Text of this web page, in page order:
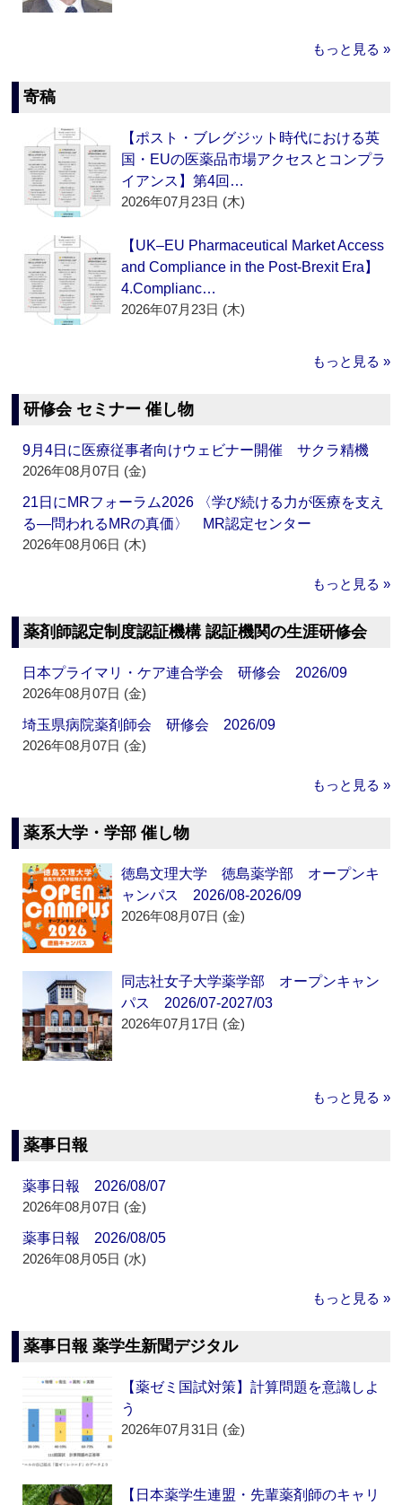
もっと見る »
寄稿
【ポスト・ブレグジット時代における英
国・EUの医薬品市場アクセスとコンプラ
イアンス】第4回…
2026年07月23日 (木)
【UK–EU Pharmaceutical Market Access
and Compliance in the Post-Brexit Era】
4.Complianc…
2026年07月23日 (木)
もっと見る »
研修会 セミナー 催し物
9月4日に医療従事者向けウェビナー開催 サクラ精機
2026年08月07日 (金)
21日にMRフォーラム2026 〈学び続ける力が医療を支え
る―問われるMRの真価〉 MR認定センター
2026年08月06日 (木)
もっと見る »
薬剤師認定制度認証機構 認証機関の生涯研修会
日本プライマリ・ケア連合学会 研修会 2026/09
2026年08月07日 (金)
埼玉県病院薬剤師会 研修会 2026/09
2026年08月07日 (金)
もっと見る »
薬系大学・学部 催し物
徳島文理大学 徳島薬学部 オープンキ
ャンパス 2026/08-2026/09
2026年08月07日 (金)
同志社女子大学薬学部 オープンキャン
パス 2026/07-2027/03
2026年07月17日 (金)
もっと見る »
薬事日報
薬事日報 2026/08/07
2026年08月07日 (金)
薬事日報 2026/08/05
2026年08月05日 (水)
もっと見る »
薬事日報 薬学生新聞デジタル
【薬ゼミ国試対策】計算問題を意識しよ
う
2026年07月31日 (金)
【日本薬学生連盟・先輩薬剤師のキャリ